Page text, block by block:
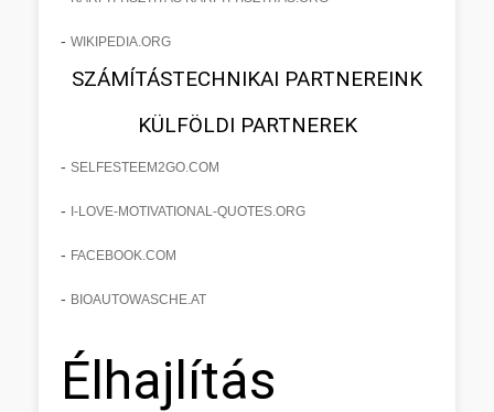
- WIKIPEDIA.ORG
SZÁMÍTÁSTECHNIKAI PARTNEREINK
KÜLFÖLDI PARTNEREK
- SELFESTEEM2GO.COM
- I-LOVE-MOTIVATIONAL-QUOTES.ORG
- FACEBOOK.COM
- BIOAUTOWASCHE.AT
Élhajlítás